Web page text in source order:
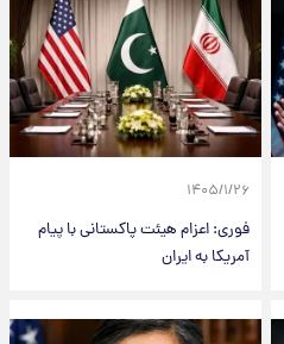
۱۴۰۵/۱/۲۶
فوری: اعزام هیئت پاکستانی با پیام
آمریکا به ایران